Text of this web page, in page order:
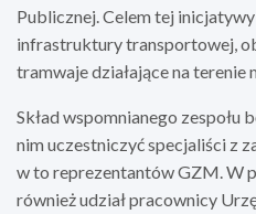
Publicznej. Celem tej
infrastruktury transportowej,
tramwaje działające na terenie
Skład wspomnianego zespołu
nim uczestniczyć specjaliści z
w to reprezentantów GZM. W
również udział pracownicy